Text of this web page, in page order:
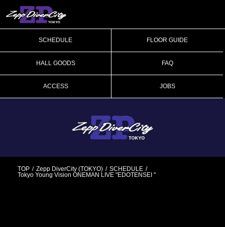
SCHEDULE FLOOR GUIDE
HALL GOODS FAQ
ACCESS JOBS
TOP Zepp DiverCity (TOKYO)
SCHEDULE
Tokyo Young Vision ONEMAN LIVE "EDOTENSEI "